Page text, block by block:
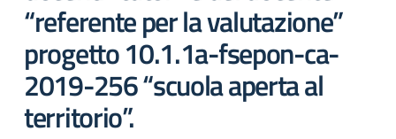
“referente per la valutazione”
progetto 10.1.1a-fsepon-ca-
2019-256 “scuola aperta al
territorio”.